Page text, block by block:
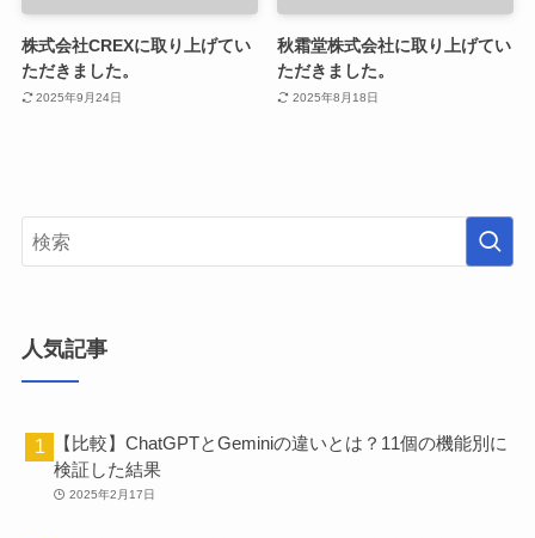
株式会社CREXに取り上げてい
ただきました。
2025年9月24日
秋霜堂株式会社に取り上げてい
ただきました。
2025年8月18日
人気記事
【比較】ChatGPTとGeminiの違いとは？11個の機能別に
検証した結果
2025年2月17日